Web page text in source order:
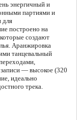
энергичный и
партиями и
для
построено на
создают
Аранжировка
танцевальный
— высокое (320
идеально
трека.